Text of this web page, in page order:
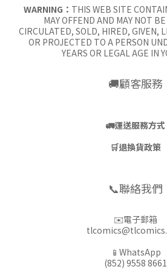
WARNING： THIS WEB SITE
MAY OFFEND AND MAY NOT
CIRCULATED, SOLD, HIRED, GIVEN,
OR PROJECTED TO A PERSON
YEARS OR LEGAL AGE IN
🚚顧客服務
🚛運送服務方式
🛒退換貨政策
📞聯絡我們
✉️電子郵箱
📱WhatsApp
(852) 9558 8661